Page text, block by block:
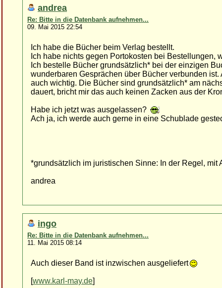
andrea
Re: Bitte in die Datenbank aufnehmen...
09. Mai 2015 22:54
Ich habe die Bücher beim Verlag bestellt.
Ich habe nichts gegen Portokosten bei
Ich bestelle Bücher grundsätzlich* bei der einzigen
wunderbaren Gesprächen über Bücher verbunden
auch wichtig. Die Bücher sind grundsätzlich* am
dauert, bricht mir das auch keinen Zacken aus der
Habe ich jetzt was ausgelassen?
Ach ja, ich werde auch gerne in eine Schublade
*grundsätzlich im juristischen Sinne: In der Regel, mit
andrea
ingo
Re: Bitte in die Datenbank aufnehmen...
11. Mai 2015 08:14
Auch dieser Band ist inzwischen ausgeliefert
[www.karl-may.de]